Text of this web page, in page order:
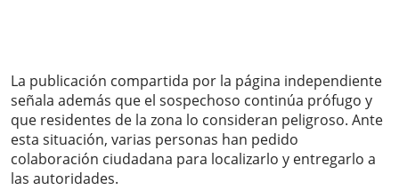
La publicación compartida por la página independiente
señala además que el sospechoso continúa prófugo y
que residentes de la zona lo consideran peligroso. Ante
esta situación, varias personas han pedido
colaboración ciudadana para localizarlo y entregarlo a
las autoridades.